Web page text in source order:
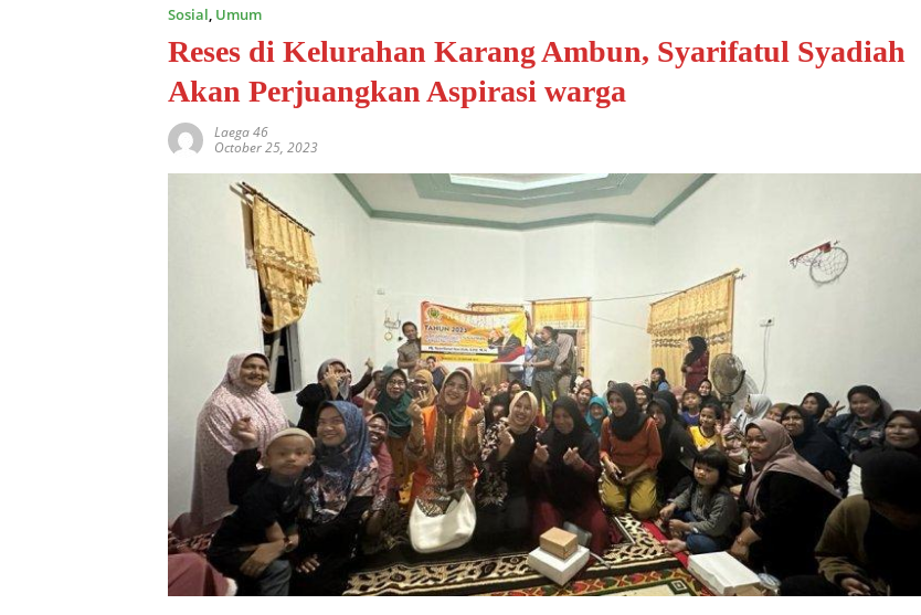
Sosial, Umum
Reses di Kelurahan Karang Ambun, Syarifatul Syadiah
Akan Perjuangkan Aspirasi warga
Laega 46
October 25, 2023